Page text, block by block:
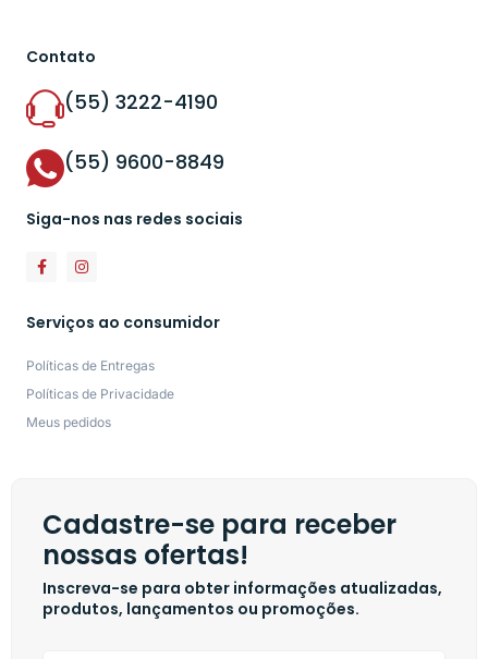
Contato
(55) 3222-4190
(55) 9600-8849
Siga-nos nas redes sociais
Serviços ao consumidor
Políticas de Entregas
Políticas de Privacidade
Meus pedidos
Cadastre-se para receber
nossas ofertas!
Inscreva-se para obter informações atualizadas,
produtos, lançamentos ou promoções.